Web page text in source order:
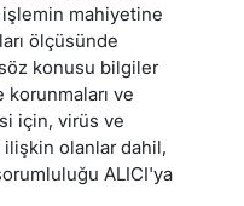
işlemin mahiyetine
ölçüsünde
söz konusu bilgiler
ve
için, virüs ve
ilişkin olanlar dahil,
ALICI'ya